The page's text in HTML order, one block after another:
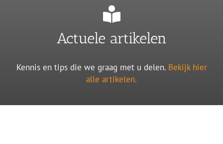
Actuele artikelen
Kennis en tips die we graag met u delen. Bekijk hier
alle artikelen.